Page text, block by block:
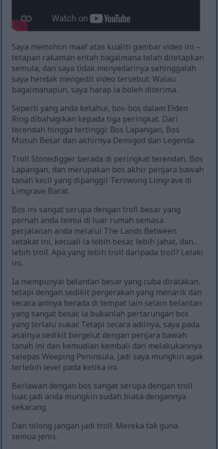
Saya memohon maaf atas kualiti gambar video ini –
tetapan rakaman entah bagaimana telah ditetapkan
semula, dan saya tidak menyedarinya sehinggalah
saya hendak mengedit video tersebut. Walau
bagaimanapun, saya harap ia boleh diterima.
Seperti yang anda ketahui, bos-bos dalam Elden
Ring dibahagikan kepada tiga peringkat. Dari
terendah hingga tertinggi: Bos Lapangan, Bos
Musuh Besar dan akhirnya Demigod dan Legenda.
Troll Stonedigger berada di peringkat terendah, Bos
Lapangan, dan merupakan bos akhir penjara bawah
tanah kecil yang dipanggil Terowong Limgrave di
Limgrave Barat.
Bos ini sangat serupa dengan troll besar yang
pernah anda temui di luar rumah semasa
perjalanan anda melalui The Lands Between
setakat ini, kecuali ia lebih besar, lebih jahat, dan…
lebih troll. Apa yang lebih troll daripada troll? Lelaki
ini.
Ia mempunyai belantan besar yang cuba diratakan,
tetapi dengan sedikit pergerakan yang menarik dan
secara amnya berada di tempat lain selain belantan
yang sangat besar, ia bukanlah pertarungan bos
yang terlalu sukar. Tetapi secara adilnya, saya pada
asalnya sedikit bergelut dengan penjara bawah
tanah ini dan kemudian kembali dan melakukannya
selepas Weeping Peninsula, jadi saya mungkin agak
terlebih level pada ketika ini.
Berlawan dengan bos sangat serupa dengan troll
luar, jadi anda mungkin sudah biasa dengannya
sekarang.
Dan tolong jangan jadi troll. Mereka tak guna
semua jenis.